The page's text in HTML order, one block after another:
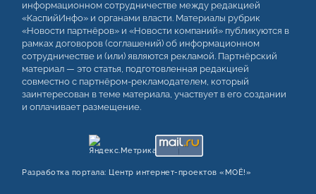
информационном сотрудничестве между редакцией
«КаспийИнфо» и органами власти. Материалы рубрик
«Новости партнёров» и «Новости компаний» публикуются в
рамках договоров (соглашений) об информационном
сотрудничестве и (или) являются рекламой. Партнёрский
материал — это статья, подготовленная редакцией
совместно с партнёром-рекламодателем, который
заинтересован в теме материала, участвует в его создании
и оплачивает размещение.
Разработка портала: Центр интернет‑проектов «МОЁ!»